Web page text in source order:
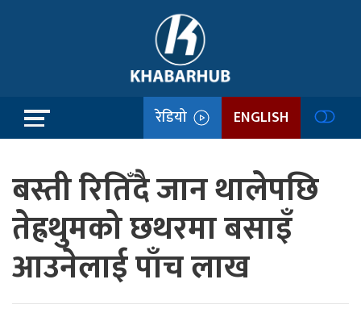
रेडियो ENGLISH
बस्ती रितिँदै जान थालेपछि
तेह्रथुमको छथरमा बसाइँ
आउनेलाई पाँच लाख